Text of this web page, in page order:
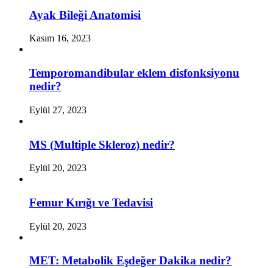
Ayak Bileği Anatomisi
Kasım 16, 2023
Temporomandibular eklem disfonksiyonu
nedir?
Eylül 27, 2023
MS (Multiple Skleroz) nedir?
Eylül 20, 2023
Femur Kırığı ve Tedavisi
Eylül 20, 2023
MET: Metabolik Eşdeğer Dakika nedir?